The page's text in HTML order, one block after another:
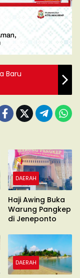
Baru
DAERAH
Haji Awing Buka
Warung Pangkep
di Jeneponto
DAERAH